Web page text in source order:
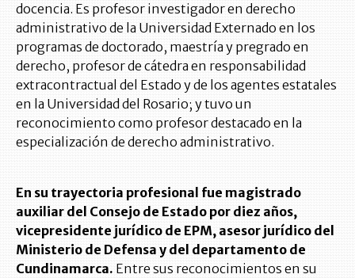
docencia. Es profesor investigador en derecho
administrativo de la Universidad Externado en los
programas de doctorado, maestría y pregrado en
derecho, profesor de cátedra en responsabilidad
extracontractual del Estado y de los agentes estatales
en la Universidad del Rosario; y tuvo un
reconocimiento como profesor destacado en la
especialización de derecho administrativo.
En su trayectoria profesional fue magistrado
auxiliar del Consejo de Estado por diez años,
vicepresidente jurídico de EPM, asesor jurídico del
Ministerio de Defensa y del departamento de
Cundinamarca. Entre sus reconocimientos en su